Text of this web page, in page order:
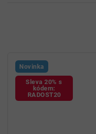
Novinka
Sleva 20% s
kódem:
RADOST20